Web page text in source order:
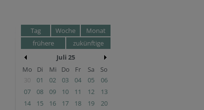
Tag Woche
Monat
frühere
zukünftige
Juli 25
Mo
Di Mi Do Fr Sa
So
30
01 02 03 04 05
06
07
08 09 10 11 12
13
14
15 16 17 18 19
20